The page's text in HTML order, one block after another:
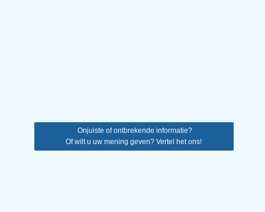
Onjuiste of ontbrekende informatie?
Of wilt u uw mening geven? Vertel het ons!